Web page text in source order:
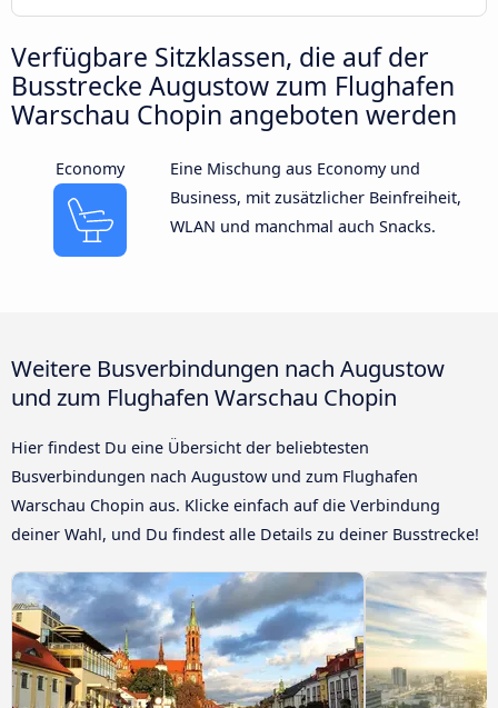
Verfügbare Sitzklassen, die auf der
Busstrecke Augustow zum Flughafen
Warschau Chopin angeboten werden
Economy
Eine Mischung aus Economy und
Business, mit zusätzlicher Beinfreiheit,
WLAN und manchmal auch Snacks.
Weitere Busverbindungen nach Augustow
und zum Flughafen Warschau Chopin
Hier findest Du eine Übersicht der beliebtesten
Busverbindungen nach Augustow und zum Flughafen
Warschau Chopin aus. Klicke einfach auf die Verbindung
deiner Wahl, und Du findest alle Details zu deiner Busstrecke!